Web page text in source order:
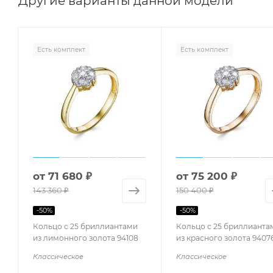
Есть комплект
Кольцо с 25 бриллиантами
из лимонного золота 94108
Классическое
от 71 680 ₽
143 360 ₽
-50%
Есть комплект
Кольцо с 25
из красного золота
Классическое
от 75 200 ₽
150 400 ₽
-50%